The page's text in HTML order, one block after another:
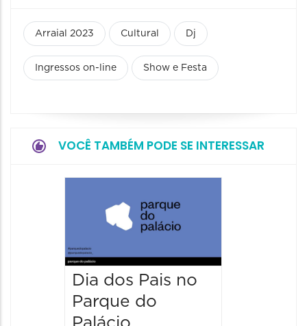
Arraial 2023 Cultural Dj
Ingressos on-line Show e Festa
VOCÊ TAMBÉM PODE SE INTERESSAR
Dia dos Pais no
Parque do